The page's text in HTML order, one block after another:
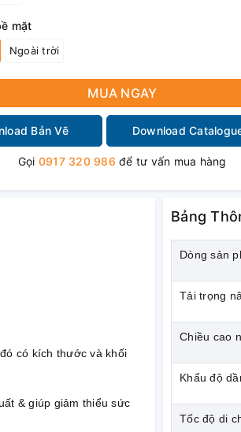
mặt
Ngoài trời
MUA NGAY
Bản Vẽ Download
Gọi 0917 320 986 để tư vấn mua hàng
có kích thước và khối
& giúp giảm thiểu sức
Bảng
Dòng sản
Tải trọng
Chiều cao
Khẩu độ
Tốc độ di